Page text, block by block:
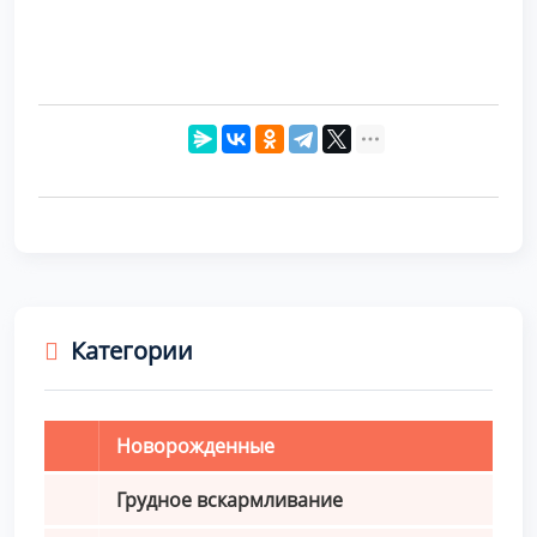
Категории
Новорожденные
Грудное вскармливание